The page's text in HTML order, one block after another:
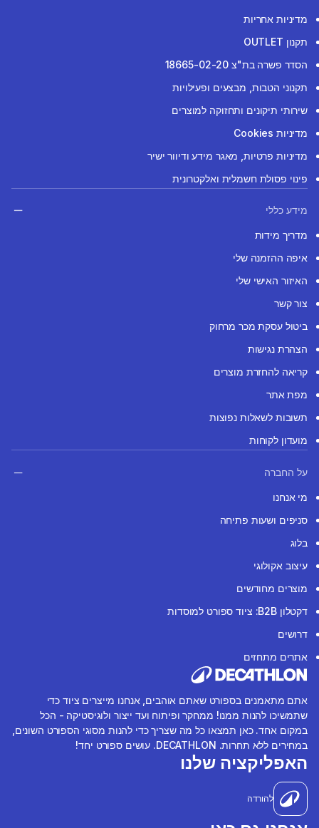
מדיניות אחריות
תקנון OUTLET
הסדר פשרה בת"צ 18665-02-20
תקנוני הטבות, מבצעים ופעילויות
שירותי תיקונים ותחזוקה למוצרים
מדיניות Cookies
מדיניות פרטיות, מאגר מידע ודיוור ישיר
פינוי פסולת חשמלית ואלקטרונית
מידע כללי
מדריך מידות
איפה ההזמנה שלי
האיזור האישי שלי
צור קשר
ביטול עסקת מכר מרחוק
הצהרת נגישות
קריאה להחזרת מוצרים
מפת אתר
תשובות לשאלות נפוצות
מועדון לקוחות
על החברה
מי אנחנו
סניפים ושעות פתיחה
בלוג
עיצוב אקולוגי
מוצרים מחודשים
דקטלון B2B: ציוד ספורט למוסדות
דרושים
אתרים מתחזים
אתם מתאמנים בספורט שאתם אוהבים, אנחנו מייצרים ציוד כדי
שתמשיכו להנות ממנו! ממחקר ופיתוח ועד ייצור ולוגיסטיקה - הכל
במקום אחד. כאן תמצאו כל מה שצריך כדי להנות מסוגי הספורט השונים,
במחירים ללא תחרות. DECATHLON. עושים ספורט יחד!
האפליקציה שלנו
להורדה